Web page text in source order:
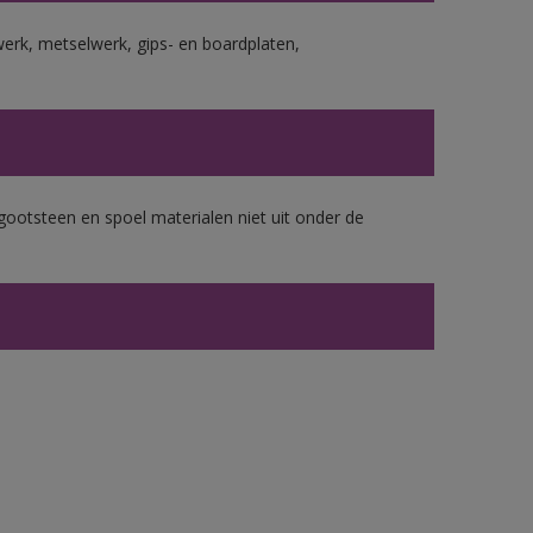
metselwerk, gips- en boardplaten,
en spoel materialen niet uit onder de